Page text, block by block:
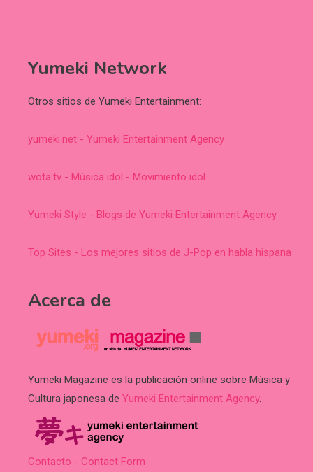
Yumeki Network
Otros sitios de Yumeki Entertainment:
yumeki.net - Yumeki Entertainment Agency
wota.tv - Música idol - Movimiento idol
Yumeki Style - Blogs de Yumeki Entertainment Agency
Top Sites - Los mejores sitios de J-Pop en habla hispana
Acerca de
Yumeki Magazine es la publicación online sobre Música y
Cultura japonesa de Yumeki Entertainment Agency.
Contacto - Contact Form